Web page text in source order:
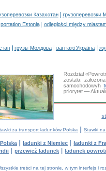
Казахстан|
грузоперевозки
Estonia| odległości między
| грузы Молдова| вантажі Україна|
Rozdział
została
samochodowyh
priorytet —
za transport ładunków Polska | Stawki
| ładunki z Niemiec | ładunki z
| przewieź ładunek | ładunek
treści na tej stronie, w tym interfejs i